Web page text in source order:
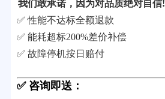
我们敢承诺，因为对品质绝对自信!
✅ 性能不达标全额退款
✅ 能耗超标200%差价补偿
✅ 故障停机按日赔付
✅ 咨询即送：